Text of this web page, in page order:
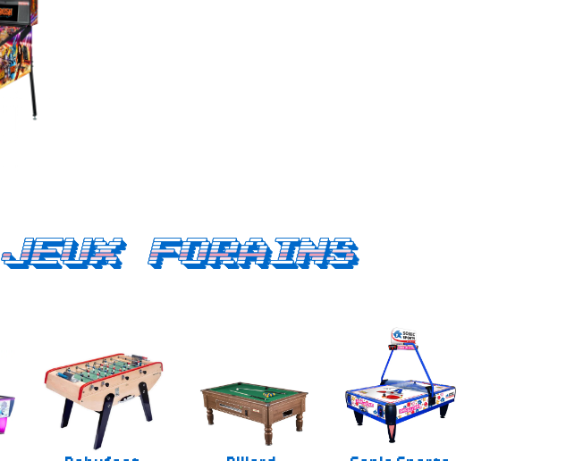
Jeux forains